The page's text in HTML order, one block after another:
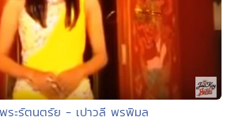
ระรัตนตรัย - เปาวลี พรพิมล